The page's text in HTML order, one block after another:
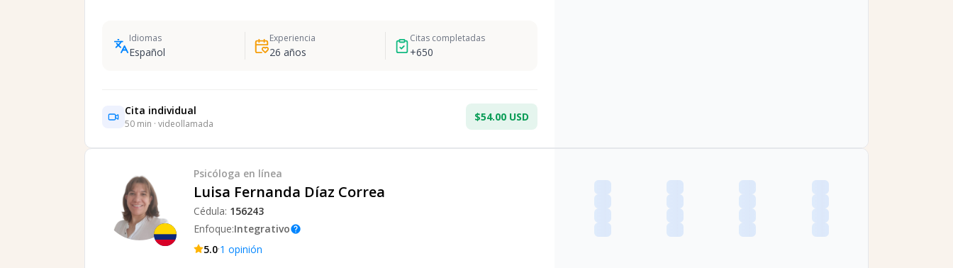
Idiomas
Español
Experiencia
26 años
Citas completadas
+650
Cita individual
50 min · videollamada
$54.00 USD
Psicóloga en línea
Luisa Fernanda Díaz Correa
Cédula: 156243
Enfoque:Integrativohelp
5.0·1 opinión